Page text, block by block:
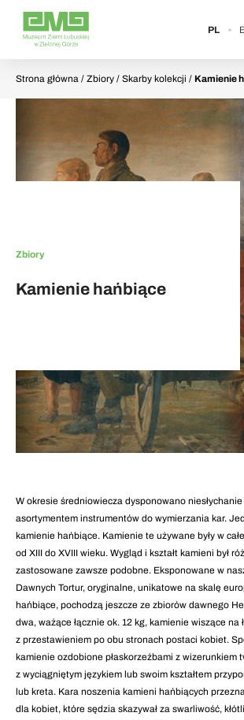
PL
Strona główna / Zbiory / Skarby kolekcji / Kamienie
Zbiory
Kamienie hańbiące
W okresie średniowiecza dysponowano
asortymentem instrumentów do wymierzania kar.
kamienie hańbiące. Kamienie te używane były w
od XIII do XVIII wieku. Wygląd i kształt kamieni był
zastosowane zawsze podobne. Eksponowane w
Dawnych Tortur, oryginalne, unikatowe na skalę
hańbiące, pochodzą jeszcze ze zbiorów dawnego
dwa, ważące łącznie ok. 12 kg, kamienie wiszące na
z przestawieniem po obu stronach postaci kobiet.
kamienie ozdobione płaskorzeźbami z wizerunkiem
z wyciągniętym językiem lub swoim kształtem
lub kreta. Kara noszenia kamieni hańbiących
dla kobiet, które sędzia skazywał za swarliwość,